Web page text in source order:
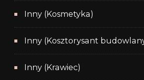
Inny (Kosmetyka)
Inny (Kosztorysant
Inny (Krawiec)